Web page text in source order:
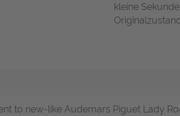
kleine
to new-like Audemars Piguet Lady